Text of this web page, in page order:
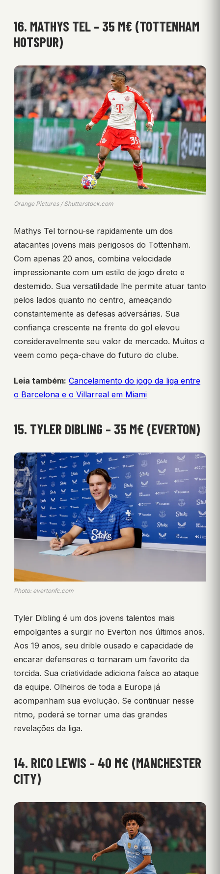
16. MATHYS TEL – 35 M€ (TOTTENHAM
HOTSPUR)
Orange Pictures / Shutterstock.com
Mathys Tel tornou-se rapidamente um dos
atacantes jovens mais perigosos do Tottenham.
Com apenas 20 anos, combina velocidade
impressionante com um estilo de jogo direto e
destemido. Sua versatilidade lhe permite atuar tanto
pelos lados quanto no centro, ameaçando
constantemente as defesas adversárias. Sua
confiança crescente na frente do gol elevou
consideravelmente seu valor de mercado. Muitos o
veem como peça-chave do futuro do clube.
Leia também: Cancelamento do jogo da liga entre
o Barcelona e o Villarreal em Miami
15. TYLER DIBLING – 35 M€ (EVERTON)
Photo: evertonfc.com
Tyler Dibling é um dos jovens talentos mais
empolgantes a surgir no Everton nos últimos anos.
Aos 19 anos, seu drible ousado e capacidade de
encarar defensores o tornaram um favorito da
torcida. Sua criatividade adiciona faísca ao ataque
da equipe. Olheiros de toda a Europa já
acompanham sua evolução. Se continuar nesse
ritmo, poderá se tornar uma das grandes
revelações da liga.
14. RICO LEWIS – 40 M€ (MANCHESTER
CITY)